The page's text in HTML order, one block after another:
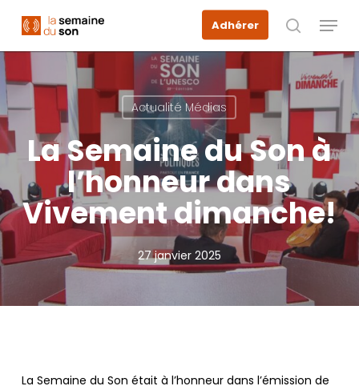
main
content
Adhérer
recherche
Menu
Actualité Médias
La Semaine du Son à
l’honneur dans
Vivement dimanche!
27 janvier 2025
La Semaine du Son était à l’honneur dans l’émission de